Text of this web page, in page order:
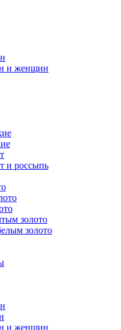
и женщин
и россыпь
золото
золото
и женщин